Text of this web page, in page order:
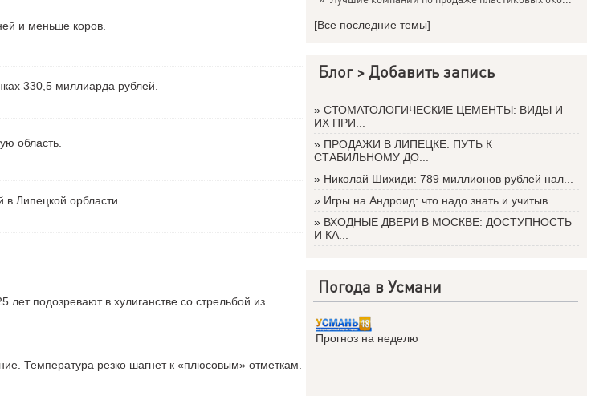
и меньше коров.
330,5 миллиарда рублей.
область.
Липецкой орбласти.
лет подозревают в хулиганстве со стрельбой из
Температура резко шагнет к «плюсовым» отметкам.
[Все последние темы]
Блог >Добавить запись
» СТОМАТОЛОГИЧЕСКИЕ ЦЕМЕНТЫ: ВИДЫ И
ИХ ПРИ...
» ПРОДАЖИ В ЛИПЕЦКЕ: ПУТЬ К
СТАБИЛЬНОМУ ДО...
» Николай Шихиди: 789 миллионов рублей нал...
» Игры на Андроид: что надо знать и учитыв...
» ВХОДНЫЕ ДВЕРИ В МОСКВЕ: ДОСТУПНОСТЬ
И КА...
Погода в Усмани
Прогноз на неделю